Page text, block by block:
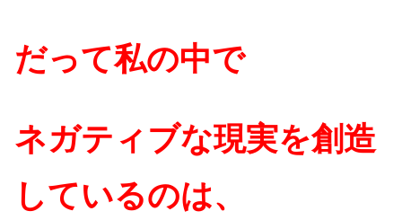
だって私の中で
ネガティブな現実を創造
しているのは、